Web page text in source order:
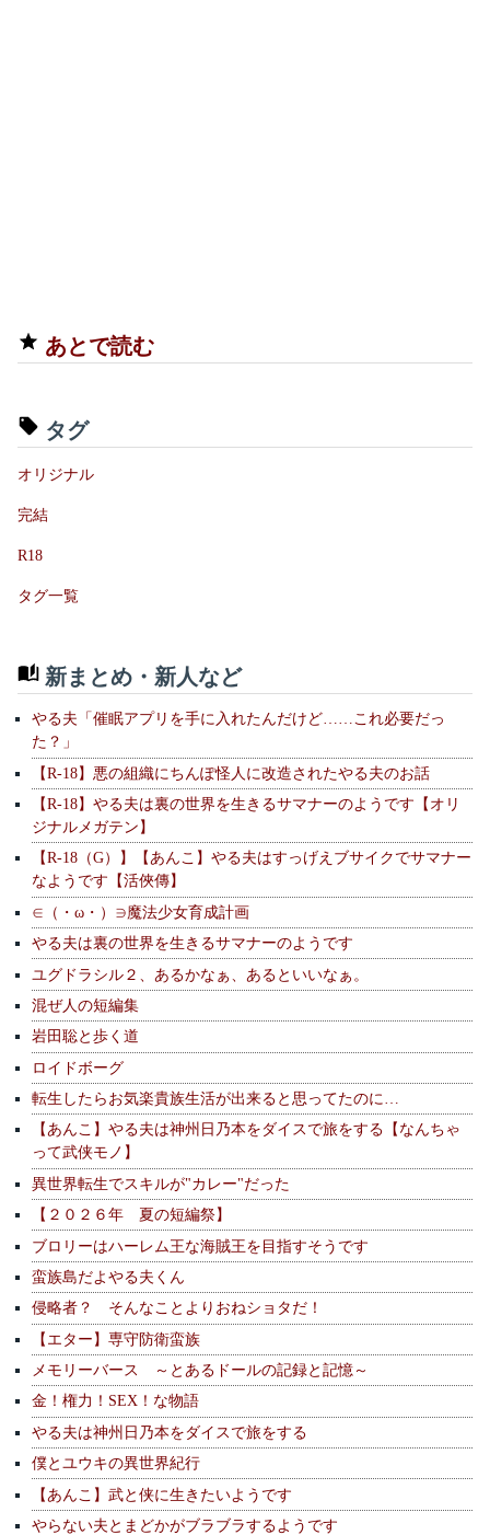
あとで読む
タグ
オリジナル
完結
R18
タグ一覧
新まとめ・新人など
やる夫「催眠アプリを手に入れたんだけど……これ必要だっ
た？」
【R-18】悪の組織にちんぽ怪人に改造されたやる夫のお話
【R-18】やる夫は裏の世界を生きるサマナーのようです【オリ
ジナルメガテン】
【R-18（G）】【あんこ】やる夫はすっげえブサイクでサマナー
なようです【活俠傳】
∈（・ω・）∋魔法少女育成計画
やる夫は裏の世界を生きるサマナーのようです
ユグドラシル２、あるかなぁ、あるといいなぁ。
混ぜ人の短編集
岩田聡と歩く道
ロイドボーグ
転生したらお気楽貴族生活が出来ると思ってたのに…
【あんこ】やる夫は神州日乃本をダイスで旅をする【なんちゃ
って武侠モノ】
異世界転生でスキルが"カレー"だった
【２０２６年 夏の短編祭】
ブロリーはハーレム王な海賊王を目指すそうです
蛮族島だよやる夫くん
侵略者？ そんなことよりおねショタだ！
【エター】専守防衛蛮族
メモリーバース ～とあるドールの記録と記憶～
金！権力！SEX！な物語
やる夫は神州日乃本をダイスで旅をする
僕とユウキの異世界紀行
【あんこ】武と侠に生きたいようです
やらない夫とまどかがブラブラするようです